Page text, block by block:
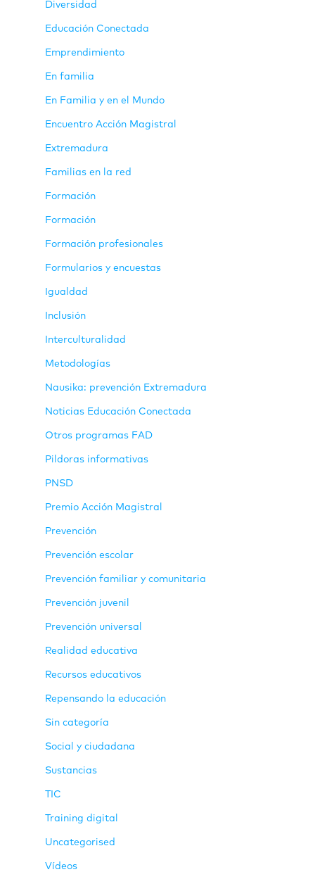
Diversidad
Educación Conectada
Emprendimiento
En familia
En Familia y en el Mundo
Encuentro Acción Magistral
Extremadura
Familias en la red
Formación
Formación
Formación profesionales
Formularios y encuestas
Igualdad
Inclusión
Interculturalidad
Metodologías
Nausika: prevención Extremadura
Noticias Educación Conectada
Otros programas FAD
Pildoras informativas
PNSD
Premio Acción Magistral
Prevención
Prevención escolar
Prevención familiar y comunitaria
Prevención juvenil
Prevención universal
Realidad educativa
Recursos educativos
Repensando la educación
Sin categoría
Social y ciudadana
Sustancias
TIC
Training digital
Uncategorised
Vídeos